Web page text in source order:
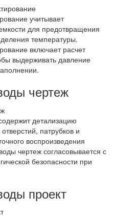
учитывает
для предотвращения
температуры.
включает расчет
выдерживать давление
чертеж
детализацию
патрубков и
воспроизведения
чертеж согласовывается с
безопасности при
проект